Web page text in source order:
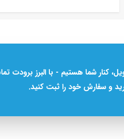
کنار شما هستیم - با البرز برودت
و سفارش خود را ثبت کنید.